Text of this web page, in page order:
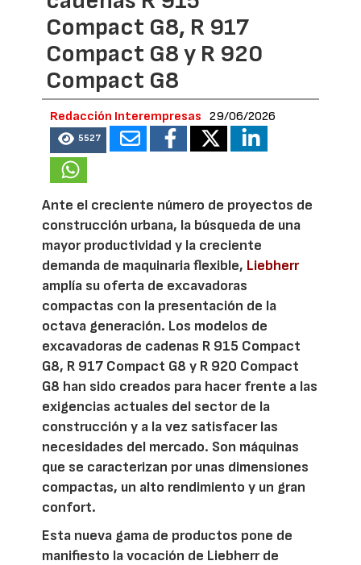
Compact G8, R 917
Compact G8 y R 920
Compact G8
Redacción Interempresas 29/06/2026
5527
Ante el creciente número de proyectos de
construcción urbana, la búsqueda de una
mayor productividad y la creciente
demanda de maquinaria flexible, Liebherr
amplía su oferta de excavadoras
compactas con la presentación de la
octava generación. Los modelos de
excavadoras de cadenas R 915 Compact
G8, R 917 Compact G8 y R 920 Compact
G8 han sido creados para hacer frente a las
exigencias actuales del sector de la
construcción y a la vez satisfacer las
necesidades del mercado. Son máquinas
que se caracterizan por unas dimensiones
compactas, un alto rendimiento y un gran
confort.
Esta nueva gama de productos pone de
manifiesto la vocación de Liebherr de